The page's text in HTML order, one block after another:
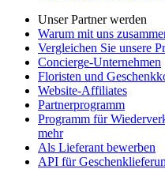
Unser Partner werden
Warum mit uns
Vergleichen Sie unsere
Concierge-Unternehmen
Floristen und
Website-Affiliates
Partnerprogramm
Programm für
mehr
Als Lieferant bewerben
API für